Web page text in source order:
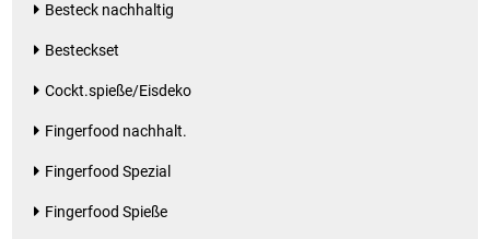
Kochgeschirr
Küchenzubehör
Limonaden
Besteck nachhaltig
Besteckset
Cockt.spieße/Eisdeko
Fingerfood nachhalt.
Fingerfood Spezial
Fingerfood Spieße